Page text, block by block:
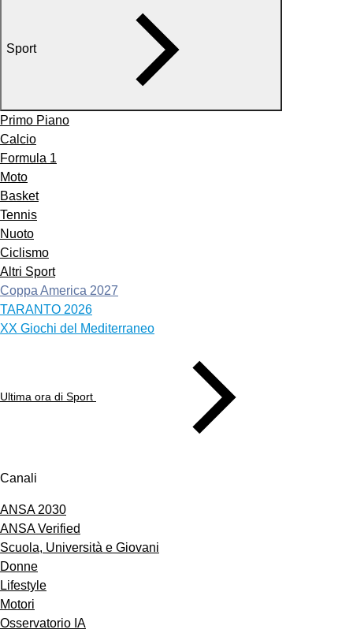
Sport
Primo Piano
Calcio
Formula 1
Moto
Basket
Tennis
Nuoto
Ciclismo
Altri Sport
Coppa America 2027
TARANTO 2026
XX Giochi del Mediterraneo
Ultima ora di Sport
Canali
ANSA 2030
ANSA Verified
Scuola, Università e Giovani
Donne
Lifestyle
Motori
Osservatorio IA